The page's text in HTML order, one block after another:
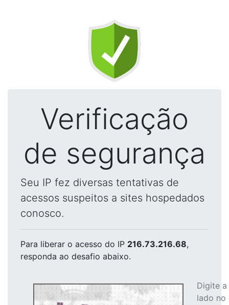
Verificação
de segurança
Seu IP fez diversas tentativas de
acessos suspeitos a sites hospedados
conosco.
Para liberar o acesso do IP 216.73.216.68,
responda ao desafio abaixo.
Digite
lado no